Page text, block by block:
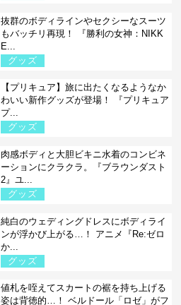
抜群のボディラインやセクシーなスーツ
もバッチリ再現！ 『勝利の女神：NIKK
E...
グッズ
【プリキュア】旅に出たくなるようなか
わいい新作グッズが登場！ 『プリキュア
プ...
グッズ
肉感ボディと大胆ビキニ水着のコンビネ
ーションにクラクラ。『ブラウンダスト
2』ユ...
グッズ
純白のウェディングドレスにボディライ
ンが浮かび上がる…！ アニメ『Re:ゼロ
か...
グッズ
値札を咥えてスカートの裾を持ち上げる
姿は背徳的…！ ベルドール「ロゼ」がフ